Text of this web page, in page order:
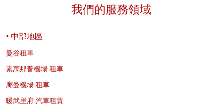
我們的服務領域
• 中部地區
曼谷租車
素萬那普機場 租車
廊曼機場 租車
暖武里府 汽車租賃